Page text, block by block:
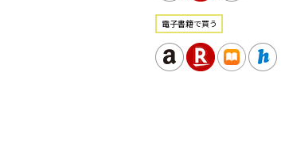
電⼦書籍で買う